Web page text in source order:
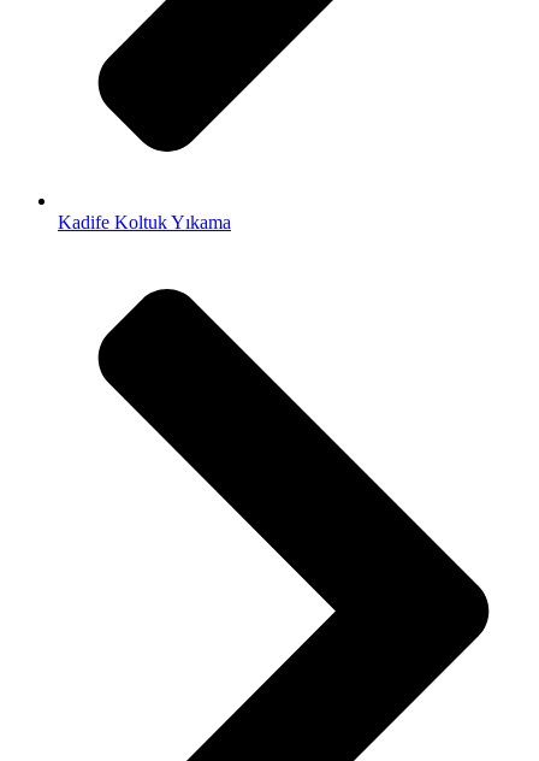
Kadife Koltuk Yıkama